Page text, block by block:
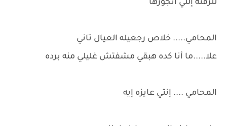
للزفته إللي اتجوزها
المحامي..... خلاص رجعيله العيال تاني
علا.....ما أنا كده هبقي مشفتش غليلي منه برده
المحامي .... إنتي عايزه إيه